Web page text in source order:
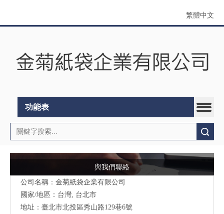
繁體中文
功能表
與我們聯絡
公司名稱：金菊紙袋企業有限公司
國家/地區：台灣, 台北市
地址：臺北市北投區秀山路129巷6號